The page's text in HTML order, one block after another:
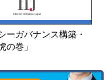
ーガバナンス構築・
の巻」